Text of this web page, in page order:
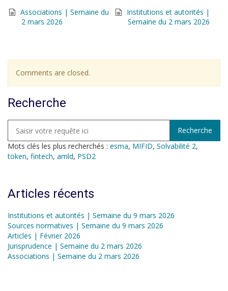
Associations | Semaine du
2 mars 2026
Institutions et autorités |
Semaine du 2 mars 2026
Comments are closed.
Recherche
Mots clés les plus recherchés : esma, MIFID, Solvabilité 2,
token, fintech, amld, PSD2
Articles récents
Institutions et autorités | Semaine du 9 mars 2026
Sources normatives | Semaine du 9 mars 2026
Articles | Février 2026
Jurisprudence | Semaine du 2 mars 2026
Associations | Semaine du 2 mars 2026